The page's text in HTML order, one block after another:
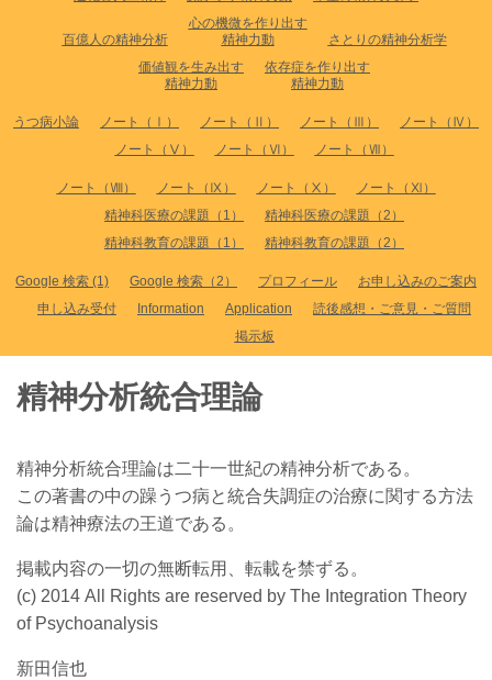
百億人の精神分析
心の機微を作り出す
精神力動
さとりの精神分析学
価値観を生み出す
精神力動
依存症を作り出す
精神力動
うつ病小論 ノート（Ⅰ） ノート（Ⅱ） ノート（Ⅲ）
ノート（Ⅳ）
ノート（Ⅴ）
ノート（Ⅵ） ノート（Ⅶ）
ノート（Ⅷ） ノート（Ⅸ） ノート（Ⅹ）
ノート（Ⅺ）
精神科医療の課題（1）
精神科医療の課題（2）
精神科教育の課題（1）
精神科教育の課題（2）
Google 検索 (1) Google 検索（2） プロフィール
お申し込みのご案内
申し込み受付
Information Application
読後感想・ご意見・ご質問
掲示板
精神分析統合理論
精神分析統合理論は二十一世紀の精神分析である。
この著書の中の躁うつ病と統合失調症の治療に関する方法
論は精神療法の王道である。
掲載内容の一切の無断転用、転載を禁ずる。
(c) 2014 All Rights are reserved by The Integration Theory
of Psychoanalysis
新田信也